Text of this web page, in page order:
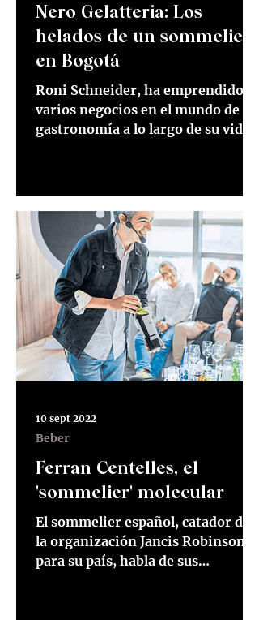
Nero Gelatteria: Los
helados de un sommelier
en Bogotá
Roni Schneider, ha emprendido
varios negocios en el mundo de la
gastronomía a lo largo de su vida.
Ferran Centelles, el
'sommelier' molecular
El sommelier español, catador de
la organización Jancis Robinson
para su país, habla de sus
Beber
10 sept 2022